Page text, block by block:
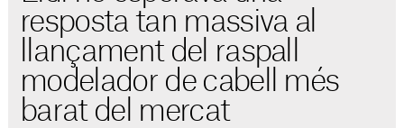
resposta tan massiva al
llançament del raspall
modelador de cabell més
barat del mercat